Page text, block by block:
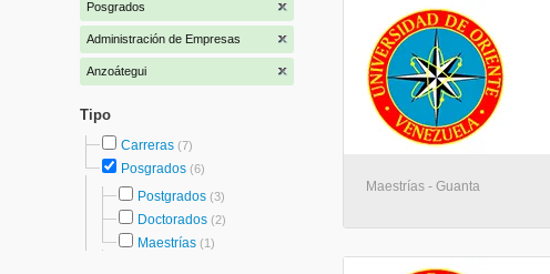
Posgrados
Administración de Empresas
Anzoátegui
Tipo
Carreras (7)
Posgrados (6)
Postgrados (3)
Doctorados (2)
Maestrías (1)
Maestrías - Guanta